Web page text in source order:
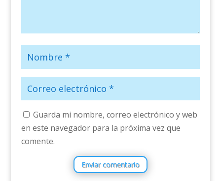
Guarda mi nombre, correo electrónico y web
en este navegador para la próxima vez que
comente.
Enviar comentario